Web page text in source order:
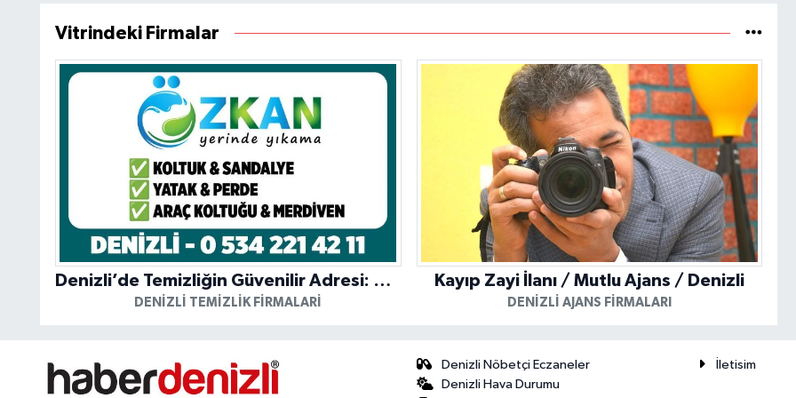
Vitrindeki Firmalar
Denizli’de Temizliğin Güvenilir Adresi: Özkan Yerinde Yıkama
DENIZLI TEMIZLIK FIRMALARI
Kayıp Zayi İlanı / Mutlu Ajans / Denizli
DENIZLI AJANS FIRMALARI
Denizli Nöbetçi Eczaneler
Denizli Hava Durumu
İletisim